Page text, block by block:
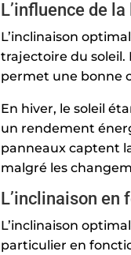
L’influence de
L’inclinaison
trajectoire du soleil.
permet une bonne
En hiver, le soleil
un rendement
panneaux captent
malgré les
L’inclinaison en
L’inclinaison
particulier en